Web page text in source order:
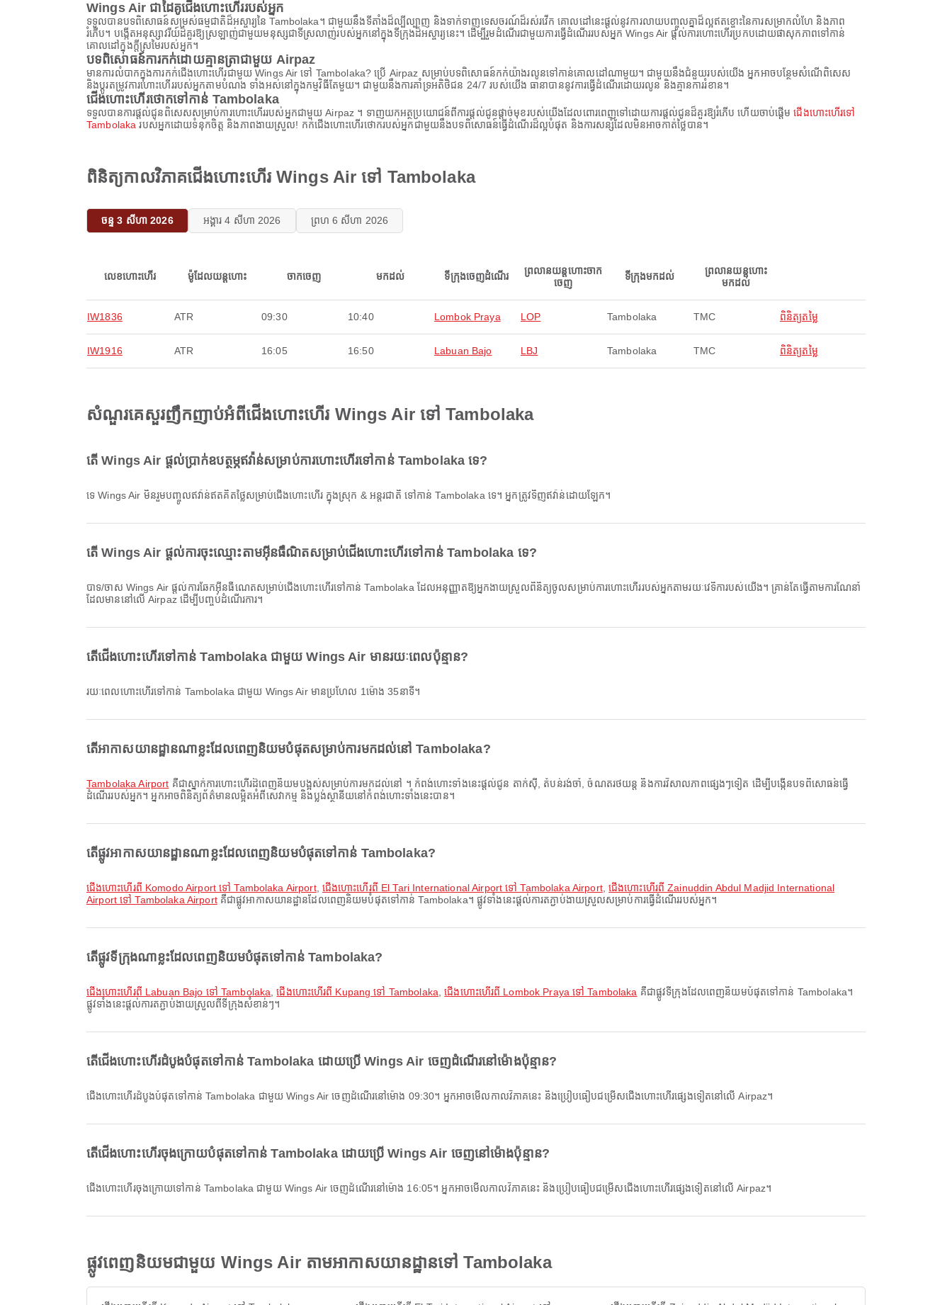
Wings Air ជាដៃគូជើងហោះហើររបស់អ្នក
ទទួលបានបទពិសោធន៍សម្រស់ធម្មជាតិដ៏អស្ចារ្យនៃ Tambolaka។ ជាមួយនឹងទីតាំងដ៏ល្បីល្បាញ និងទាក់ទាញទេសចរណ៍ដ៏រស់រវើក គោលដៅនេះផ្តល់នូវការលាយបញ្ចូលគ្នាដ៏ល្អឥតខ្ចោះនៃការសម្រាកលំហែ និងភាព
រំភើប។ បង្កើតអនុស្សាវរីយ៍ដ៏គួរឱ្យស្រឡាញ់ជាមួយមនុស្សជាទីស្រលាញ់របស់អ្នកនៅក្នុងទីក្រុងដ៏អស្ចារ្យនេះ។ ដើម្បីរួមដំណើរជាមួយការធ្វើដំណើររបស់អ្នក Wings Air ផ្តល់ការហោះហើរប្រកបដោយផាសុកភាពទៅកាន់
គោលដៅក្នុងក្តីស្រមៃរបស់អ្នក។
បទពិសោធន៍ការកក់ដោយគ្មានត្រាជាមួយ Airpaz
មានការលំបាកក្នុងការកក់ជើងហោះហើរជាមួយ Wings Air ទៅ Tambolaka? ប្រើ Airpaz សម្រាប់បទពិសោធន៍កក់យ៉ាងរលូនទៅកាន់គោលដៅណាមួយ។ ជាមួយនឹងជំនួយរបស់យើង អ្នកអាចបន្ថែមសំណើពិសេស
និងប្ដូរតម្រូវការហោះហើររបស់អ្នកតាមបំណង ទាំងអស់នៅក្នុងកម្មវិធីតែមួយ។ ជាមួយនឹងការគាំទ្រអតិថិជន 24/7 របស់យើង ធានាបាននូវការធ្វើដំណើរដោយរលូន និងគ្មានការរំខាន។
ជើងហោះហើរថោកទៅកាន់ Tambolaka
ទទួលបានការផ្តល់ជូនពិសេសសម្រាប់ការហោះហើររបស់អ្នកជាមួយ Airpaz ។ ទាញយកអត្ថប្រយោជន៍ពីការផ្តល់ជូនផ្តាច់មុខរបស់យើងដែលពោរពេញទៅដោយការផ្តល់ជូនដ៏គួរឱ្យរំភើប ហើយចាប់ផ្តើមជើងហោះហើរទៅ
Tambolaka របស់អ្នកដោយទំនុកចិត្ត និងភាពងាយស្រួល! កក់ជើងហោះហើរថោករបស់អ្នកជាមួយនឹងបទពិសោធន៍ធ្វើដំណើរដ៏ល្អបំផុត និងការសន្សំដែលមិនអាចកាត់ថ្លៃបាន។
ពិនិត្យកាលវិភាគជើងហោះហើរ Wings Air ទៅ Tambolaka
ចន្ទ 3 សីហា 2026 អង្គារ 4 សីហា 2026 ព្រហ 6 សីហា 2026
លេខហោះហើរ ម៉ូដែលយន្តហោះ ចាកចេញ មកដល់ ទីក្រុងចេញដំណើរ
ព្រលានយន្តហោះចាក
ចេញ
ទីក្រុងមកដល់
ព្រលានយន្តហោះ
មកដល់
IW1836 ATR 09:30 10:40 Lombok Praya LOP Tambolaka TMC ពិនិត្យតម្លៃ
IW1916 ATR 16:05 16:50 Labuan Bajo LBJ Tambolaka TMC ពិនិត្យតម្លៃ
សំណួរគេសួរញឹកញាប់អំពីជើងហោះហើរ Wings Air ទៅ Tambolaka
តើ Wings Air ផ្តល់ប្រាក់ឧបត្ថម្ភឥវ៉ាន់សម្រាប់ការហោះហើរទៅកាន់ Tambolaka ទេ?
ទេ Wings Air មិនរួមបញ្ចូលឥវ៉ាន់ឥតគិតថ្លៃសម្រាប់ជើងហោះហើរ ក្នុងស្រុក & អន្តរជាតិ ទៅកាន់ Tambolaka ទេ។ អ្នកត្រូវទិញឥវ៉ាន់ដោយឡែក។
តើ Wings Air ផ្តល់ការចុះឈ្មោះតាមអ៊ីនធឺណិតសម្រាប់ជើងហោះហើរទៅកាន់ Tambolaka ទេ?
បាទ/ចាស Wings Air ផ្តល់ការឆែកអ៊ីនធឺណេតសម្រាប់ជើងហោះហើរទៅកាន់ Tambolaka ដែលអនុញ្ញាតឱ្យអ្នកងាយស្រួលពិនិត្យចូលសម្រាប់ការហោះហើររបស់អ្នកតាមរយៈវេទិការបស់យើង។ គ្រាន់តែធ្វើតាមការណែនាំ
ដែលមាននៅលើ Airpaz ដើម្បីបញ្ចប់ដំណើរការ។
តើជើងហោះហើរទៅកាន់ Tambolaka ជាមួយ Wings Air មានរយៈពេលប៉ុន្មាន?
រយៈពេលហោះហើរទៅកាន់ Tambolaka ជាមួយ Wings Air មានប្រហែល 1ម៉ោង 35នាទី។
តើអាកាសយានដ្ឋានណាខ្លះដែលពេញនិយមបំផុតសម្រាប់ការមកដល់នៅ Tambolaka?
Tambolaka Airport គឺជាស្នាក់ការហោះហើរដ៏ពេញនិយមបង្អស់សម្រាប់ការមកដល់នៅ ។ កំពង់ហោះទាំងនេះផ្តល់ជូន តាក់ស៊ី, តំបន់រង់ចាំ, ចំណតរថយន្ត និងការវិសាលភាពផ្សេងៗទៀត ដើម្បីបង្កើនបទពិសោធន៍ធ្វើ
ដំណើររបស់អ្នក។ អ្នកអាចពិនិត្យព័ត៌មានលម្អិតអំពីសេវាកម្ម និងប្លង់ស្ថានីយនៅកំពង់ហោះទាំងនេះបាន។
តើផ្លូវអាកាសយានដ្ឋានណាខ្លះដែលពេញនិយមបំផុតទៅកាន់ Tambolaka?
ជើងហោះហើរពី Komodo Airport ទៅ Tambolaka Airport,ជើងហោះហើរពី El Tari International Airport ទៅ Tambolaka Airport,ជើងហោះហើរពី Zainuddin Abdul Madjid International
Airport ទៅ Tambolaka Airportគឺជាផ្លូវអាកាសយានដ្ឋានដែលពេញនិយមបំផុតទៅកាន់ Tambolaka។ ផ្លូវទាំងនេះផ្តល់ការតភ្ជាប់ងាយស្រួលសម្រាប់ការធ្វើដំណើររបស់អ្នក។
តើផ្លូវទីក្រុងណាខ្លះដែលពេញនិយមបំផុតទៅកាន់ Tambolaka?
ជើងហោះហើរពី Labuan Bajo ទៅ Tambolaka ,ជើងហោះហើរពី Kupang ទៅ Tambolaka ,ជើងហោះហើរពី Lombok Praya ទៅ Tambolaka គឺជាផ្លូវទីក្រុងដែលពេញនិយមបំផុតទៅកាន់ Tambolaka។
ផ្លូវទាំងនេះផ្តល់ការតភ្ជាប់ងាយស្រួលពីទីក្រុងសំខាន់ៗ។
តើជើងហោះហើរដំបូងបំផុតទៅកាន់ Tambolaka ដោយប្រើ Wings Air ចេញដំណើរនៅម៉ោងប៉ុន្មាន?
ជើងហោះហើរដំបូងបំផុតទៅកាន់ Tambolaka ជាមួយ Wings Air ចេញដំណើរនៅម៉ោង 09:30។ អ្នកអាចមើលកាលវិភាគនេះ និងប្រៀបធៀបជម្រើសជើងហោះហើរផ្សេងទៀតនៅលើ Airpaz។
តើជើងហោះហើរចុងក្រោយបំផុតទៅកាន់ Tambolaka ដោយប្រើ Wings Air ចេញនៅម៉ោងប៉ុន្មាន?
ជើងហោះហើរចុងក្រោយទៅកាន់ Tambolaka ជាមួយ Wings Air ចេញដំណើរនៅម៉ោង 16:05។ អ្នកអាចមើលកាលវិភាគនេះ និងប្រៀបធៀបជម្រើសជើងហោះហើរផ្សេងទៀតនៅលើ Airpaz។
ផ្លូវពេញនិយមជាមួយ Wings Air តាមអាកាសយានដ្ឋានទៅ Tambolaka